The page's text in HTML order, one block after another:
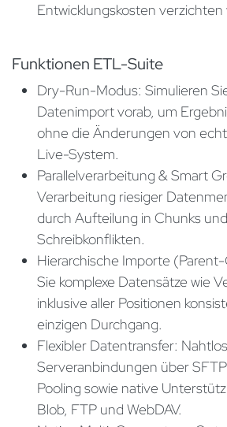
Entwicklungskosten verzichten
Funktionen ETL-Suite
Dry-Run-Modus: Simulieren
Datenimport vorab, um
ohne die Änderungen von
Live-System.
Parallelverarbeitung & Smart
Verarbeitung riesiger
durch Aufteilung in Chunks
Schreibkonflikten.
Hierarchische Importe
Sie komplexe Datensätze wie
inklusive aller Positionen
einzigen Durchgang.
Flexibler Datentransfer:
Serveranbindungen über
Pooling sowie native
Blob, FTP und WebDAV.